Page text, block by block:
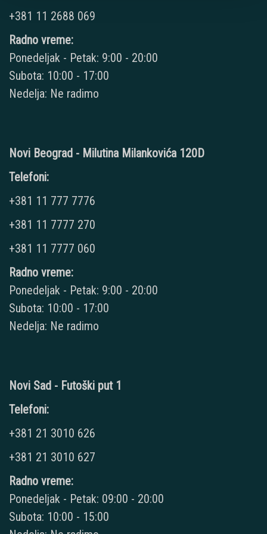
+381 11 2688 069
Radno vreme:
Ponedeljak - Petak: 9:00 - 20:00
Subota: 10:00 - 17:00
Nedelja: Ne radimo
Novi Beograd - Milutina Milankovića 120D
Telefoni:
+381 11 777 7776
+381 11 7777 270
+381 11 7777 060
Radno vreme:
Ponedeljak - Petak: 9:00 - 20:00
Subota: 10:00 - 17:00
Nedelja: Ne radimo
Novi Sad - Futoški put 1
Telefoni:
+381 21 3010 626
+381 21 3010 627
Radno vreme:
Ponedeljak - Petak: 09:00 - 20:00
Subota: 10:00 - 15:00